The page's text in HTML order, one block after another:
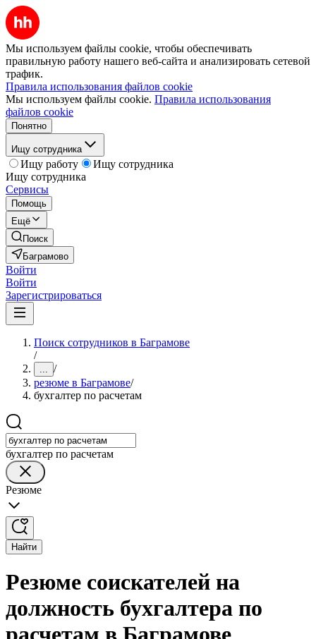
Мы используем файлы cookie, чтобы обеспечивать
правильную работу нашего веб-сайта и анализировать сетевой
трафик.
Правила использования файлов cookie
Мы используем файлы cookie. Правила использования
файлов cookie
Понятно
Ищу сотрудника
Ищу работу
Ищу сотрудника
Ищу сотрудника
Сервисы
Помощь
Ещё
Поиск
Баграмово
Войти
Войти
Зарегистрироваться
Поиск сотрудников в Баграмове
/
... /
резюме в Баграмове/
бухгалтер по расчетам
бухгалтер по расчетам
Резюме
Найти
Резюме соискателей на
должность бухгалтера по